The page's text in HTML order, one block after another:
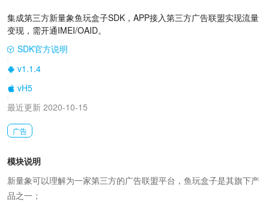
集成第三方新量象鱼玩盒子SDK，APP接入第三方广告联盟实现流量
变现，需开通IMEI/OAID。
SDK官方说明
v1.1.4
vH5
最近更新 2020-10-15
广告
模块说明
新量象可以理解为一家第三方的广告联盟平台，鱼玩盒子是其旗下产
品之一；